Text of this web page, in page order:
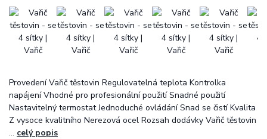
Provedení Vařič těstovin Regulovatelná teplota Kontrolka
napájení Vhodné pro profesionální použití Snadné použití
Nastavitelný termostat Jednoduché ovládání Snad se čistí Kvalita
Z vysoce kvalitního Nerezová ocel Rozsah dodávky Vařič těstovin
... celý popis